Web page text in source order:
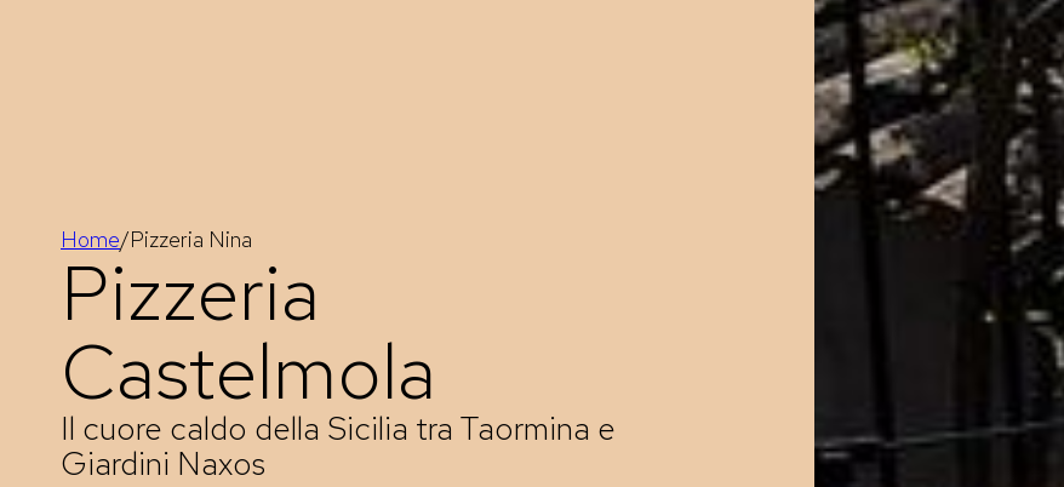
Home/Pizzeria Nina
Pizzeria
Castelmola
Il cuore caldo della Sicilia tra Taormina e
Giardini Naxos